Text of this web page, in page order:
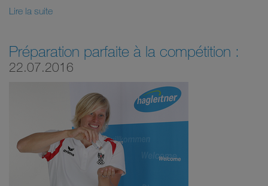
Lire la suite
Préparation parfaite à la compétition :
22.07.2016